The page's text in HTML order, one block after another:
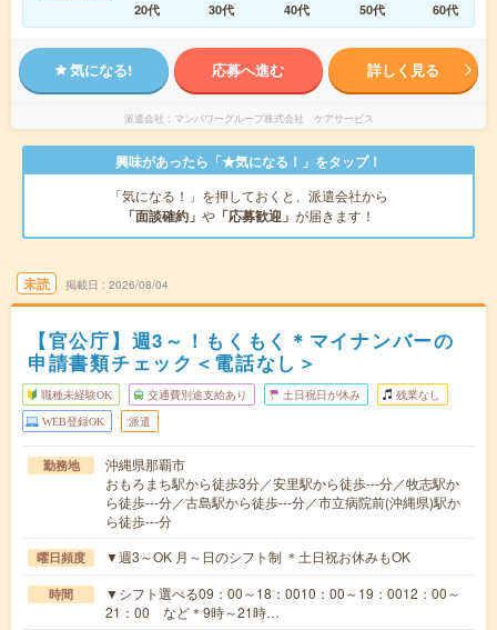
20代
30代 40代 50代 60代
気になる! 応募へ進む 詳しく見る
派遣会社 マンパワーグループ株式会社 ケアサービス
興味があったら「★気になる！」をタップ！
「気になる！」を押しておくと、派遣会社から
「面談確約」 や 「応募歓迎」 が届きます！
未読 掲載日 2026/08/04
【官公庁】週3～！もくもく＊マイナンバーの
申請書類チェック＜電話なし＞
職種未経験OK 交通費別途支給あり 土日祝日が休み 残業なし
WEB登録OK 派遣
勤務地
沖縄県那覇市
おもろまち駅から徒歩3分／安里駅から徒歩---分／牧志駅か
ら徒歩---分／古島駅から徒歩---分／市立病院前(沖縄県)駅か
ら徒歩---分
曜日頻度 ▼週3～OK 月～日のシフト制 ＊土日祝お休みもOK
時間
▼シフト選べる09：00～18：0010：00～19：0012：00～
21：00 など＊9時～21時…